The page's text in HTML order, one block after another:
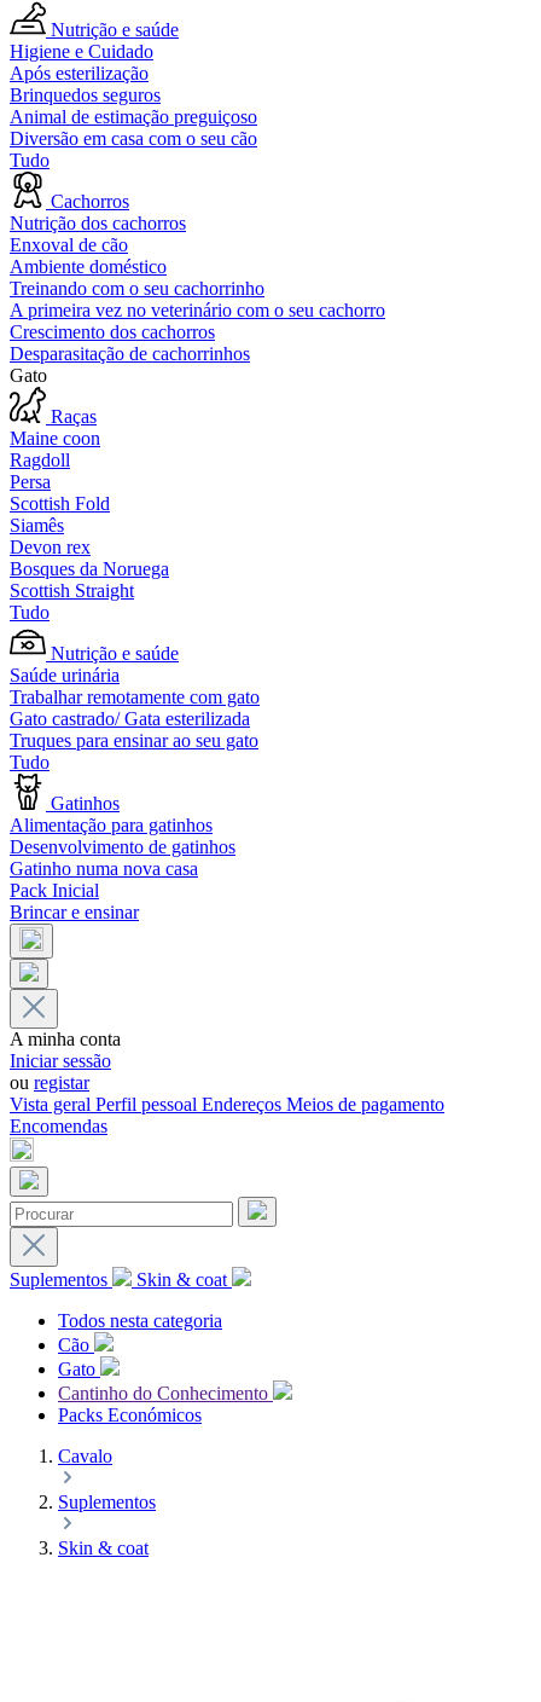
Nutrição e saúde
Higiene e Cuidado
Após esterilização
Brinquedos seguros
Animal de estimação preguiçoso
Diversão em casa com o seu cão
Tudo
Cachorros
Nutrição dos cachorros
Enxoval de cão
Ambiente doméstico
Treinando com o seu cachorrinho
A primeira vez no veterinário com o seu cachorro
Crescimento dos cachorros
Desparasitação de cachorrinhos
Gato
Raças
Maine coon
Ragdoll
Persa
Scottish Fold
Siamês
Devon rex
Bosques da Noruega
Scottish Straight
Tudo
Nutrição e saúde
Saúde urinária
Trabalhar remotamente com gato
Gato castrado/ Gata esterilizada
Truques para ensinar ao seu gato
Tudo
Gatinhos
Alimentação para gatinhos
Desenvolvimento de gatinhos
Gatinho numa nova casa
Pack Inicial
Brincar e ensinar
A minha conta
Iniciar sessão
ou registar
Vista geral Perfil pessoal Endereços Meios de pagamento
Encomendas
Suplementos
Skin & coat
Todos nesta categoria
Cão
Gato
Cantinho do Conhecimento
Packs Económicos
Cavalo
Suplementos
Skin & coat